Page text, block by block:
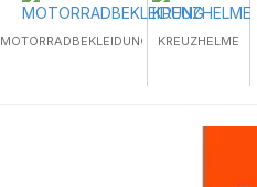
MOTORRADBEKLEIDUNG
KREUZHELME